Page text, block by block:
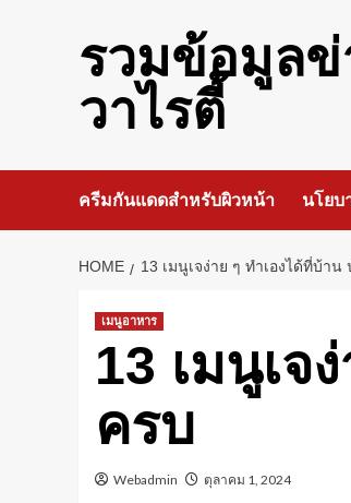
รวมข้อมูลข่
วาไรตี้
ครีมกันแดดสำหรับผิวหน้า นโยบ
HOME 13 เมนูเจง่าย ๆ ทำเองได้ที่บ้า
เมนูอาหาร
13 เมนูเจ
ครบ
Webadmin ตุลาคม 1, 2024